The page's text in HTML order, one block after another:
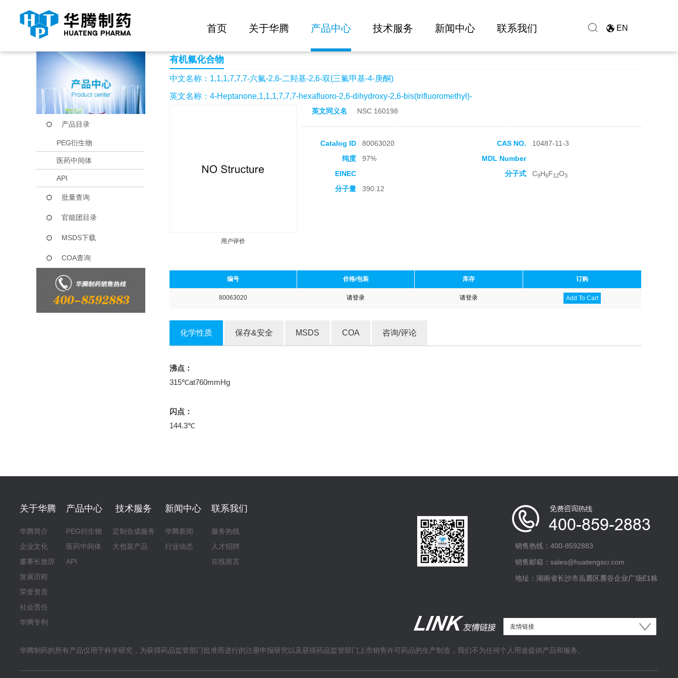
首页 关于华腾 产品中心 技术服务 新闻中心 联系我们 EN
当前位置： 首页 产品中心 1,1,1,7,7,7-六氟-2,6-二羟基-2,6-双(三氟甲基-4-庚酮)
产品目录
PEG衍生物
医药中间体
API
批量查询
官能团目录
MSDS下载
COA查询
有机氟化合物
中文名称：1,1,1,7,7,7-六氟-2,6-二羟基-2,6-双(三氟甲基-4-庚酮)
英文名称：4-Heptanone,1,1,1,7,7,7-hexafluoro-2,6-dihydroxy-2,6-bis(trifluoromethyl)-
用户评价
英文同义名 NSC 160198
Catalog ID 80063020 CAS NO.
10487-11-3
纯度
97%
MDL Number
EINEC
分子式 C9H6F12O3
分子量 390.12
编号 价格/包装 库存 订购
80063020 请登录 请登录 Add To Cart
化学性质 保存&安全 MSDS COA 咨询/评论
沸点：
315℃at760mmHg
闪点：
144.3℃
关于华腾
华腾简介
企业文化
董事长致辞
发展历程
荣誉资质
社会责任
华腾专利
产品中心
PEG衍生物
医药中间体
API
技术服务
定制合成服务
大包装产品
新闻中心
华腾新闻
行业动态
联系我们
服务热线
人才招聘
在线留言
销售热线：400-8592883
销售邮箱：sales@huatengsci.com
地址：湖南省长沙市岳麓区麓谷企业广场E1栋
华腾制药的所有产品仅用于科学研究，为获得药品监管部门批准而进行的注册申报研究以及获得药品监管部门上市销售许可药品的生产制造，我们不为任何个人用途提供产品和服务。